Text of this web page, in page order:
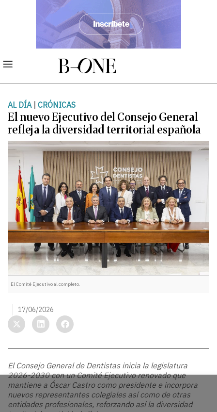
AL DÍA| CRÓNICAS
El nuevo Ejecutivo del Consejo General
refleja la diversidad territorial española
El Comité Ejecutivo al completo.
17/06/2026
El Consejo General de Dentistas inicia la legislatura
2026-2030 con un Comité Ejecutivo renovado que
mantiene a Óscar Castro como presidente e incorpora
nuevos representantes colegiales así como de otras
entidades profesionales, reforzando así la diversidad